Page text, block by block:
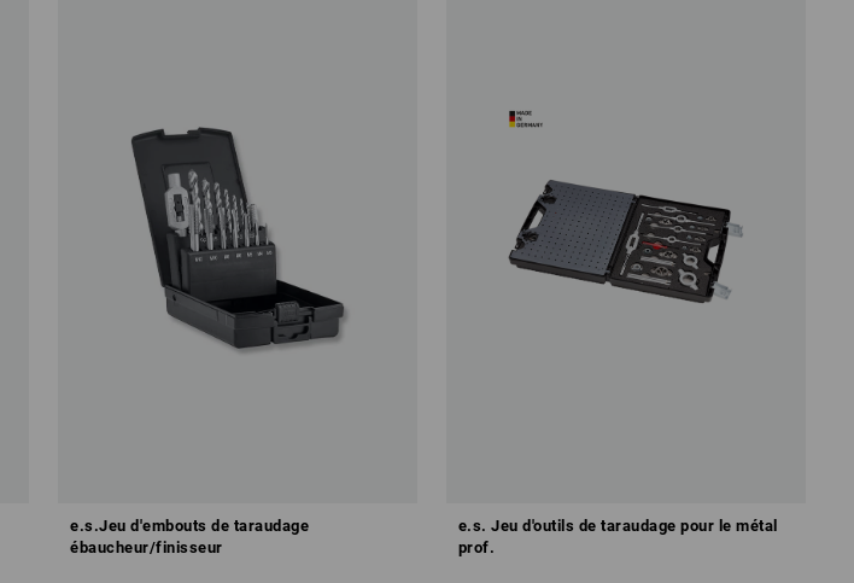
e.s.Jeu d'embouts de taraudage
ébaucheur/finisseur
e.s. Jeu d'outils de taraudage pour le métal
prof.